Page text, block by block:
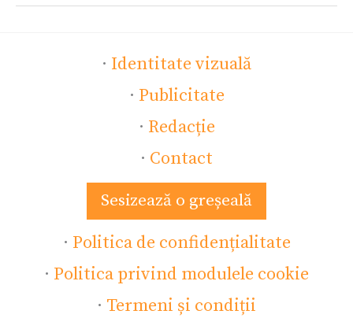
· Identitate vizuală
· Publicitate
· Redacție
· Contact
Sesizează o greșeală
· Politica de confidențialitate
· Politica privind modulele cookie
· Termeni și condiții